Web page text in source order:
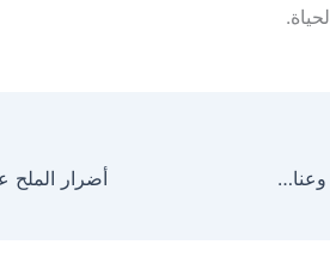
صيدلية على وعلى الخط الساخن وعناوين وأرقام الفروع